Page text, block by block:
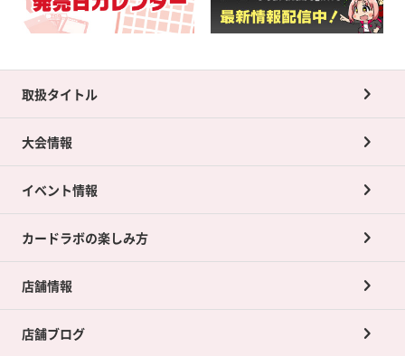
取扱タイトル
大会情報
イベント情報
カードラボの楽しみ方
店舗情報
店舗ブログ